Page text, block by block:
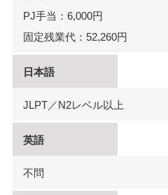
PJ手当：6,000円
固定残業代：52,260円
日本語
JLPT／N2レベル以上
英語
不問